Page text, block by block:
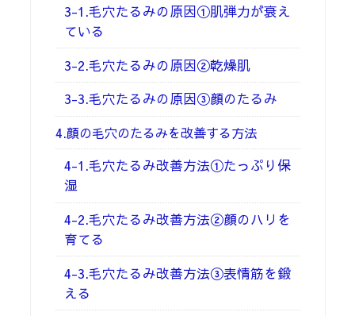
3-1.毛穴たるみの原因①肌弾力が衰え
ている
3-2.毛穴たるみの原因②乾燥肌
3-3.毛穴たるみの原因③顔のたるみ
4.顔の毛穴のたるみを改善する方法
4-1.毛穴たるみ改善方法①たっぷり保
湿
4-2.毛穴たるみ改善方法②顔のハリを
育てる
4-3.毛穴たるみ改善方法③表情筋を鍛
える